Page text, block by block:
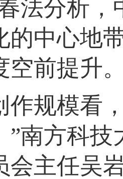
法分析
的中心地
空前提升
作规模看
”南方科
会主任吴